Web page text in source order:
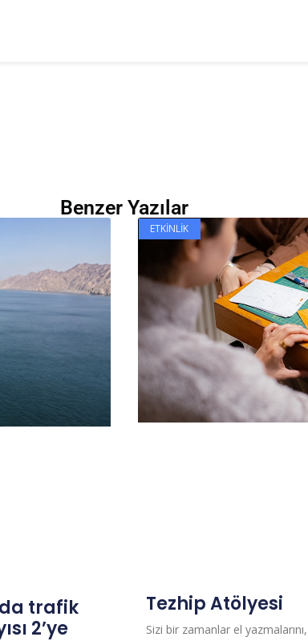
Benzer Yazılar
trafik
2’ye
ETKINLIK
Tezhip Atölyesi
Sizi bir zamanlar el